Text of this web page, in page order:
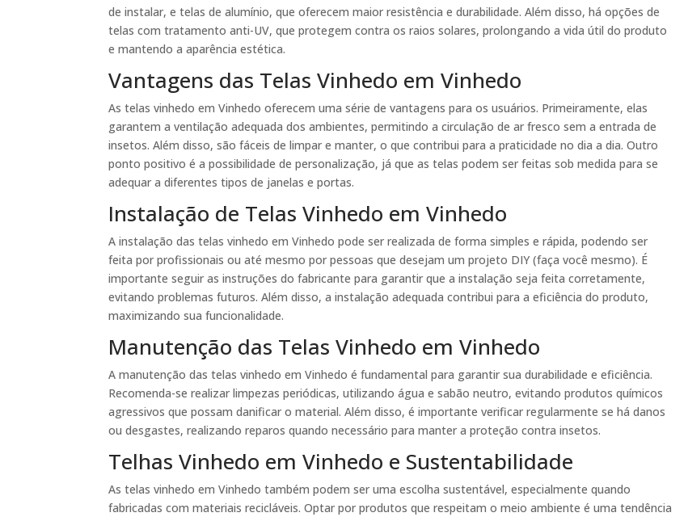
de instalar, e telas de alumínio, que oferecem maior resistência e durabilidade. Além disso, há opções de
telas com tratamento anti-UV, que protegem contra os raios solares, prolongando a vida útil do produto
e mantendo a aparência estética.
Vantagens das Telas Vinhedo em Vinhedo
As telas vinhedo em Vinhedo oferecem uma série de vantagens para os usuários. Primeiramente, elas
garantem a ventilação adequada dos ambientes, permitindo a circulação de ar fresco sem a entrada de
insetos. Além disso, são fáceis de limpar e manter, o que contribui para a praticidade no dia a dia. Outro
ponto positivo é a possibilidade de personalização, já que as telas podem ser feitas sob medida para se
adequar a diferentes tipos de janelas e portas.
Instalação de Telas Vinhedo em Vinhedo
A instalação das telas vinhedo em Vinhedo pode ser realizada de forma simples e rápida, podendo ser
feita por profissionais ou até mesmo por pessoas que desejam um projeto DIY (faça você mesmo). É
importante seguir as instruções do fabricante para garantir que a instalação seja feita corretamente,
evitando problemas futuros. Além disso, a instalação adequada contribui para a eficiência do produto,
maximizando sua funcionalidade.
Manutenção das Telas Vinhedo em Vinhedo
A manutenção das telas vinhedo em Vinhedo é fundamental para garantir sua durabilidade e eficiência.
Recomenda-se realizar limpezas periódicas, utilizando água e sabão neutro, evitando produtos químicos
agressivos que possam danificar o material. Além disso, é importante verificar regularmente se há danos
ou desgastes, realizando reparos quando necessário para manter a proteção contra insetos.
Telhas Vinhedo em Vinhedo e Sustentabilidade
As telas vinhedo em Vinhedo também podem ser uma escolha sustentável, especialmente quando
fabricadas com materiais recicláveis. Optar por produtos que respeitam o meio ambiente é uma tendência